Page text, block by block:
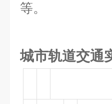
等。
城市轨道交通